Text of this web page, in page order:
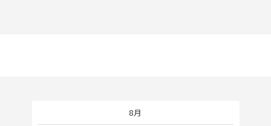
8月